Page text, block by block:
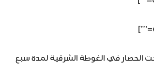
الحصار في الغوطة الشرقية لمدة سبع